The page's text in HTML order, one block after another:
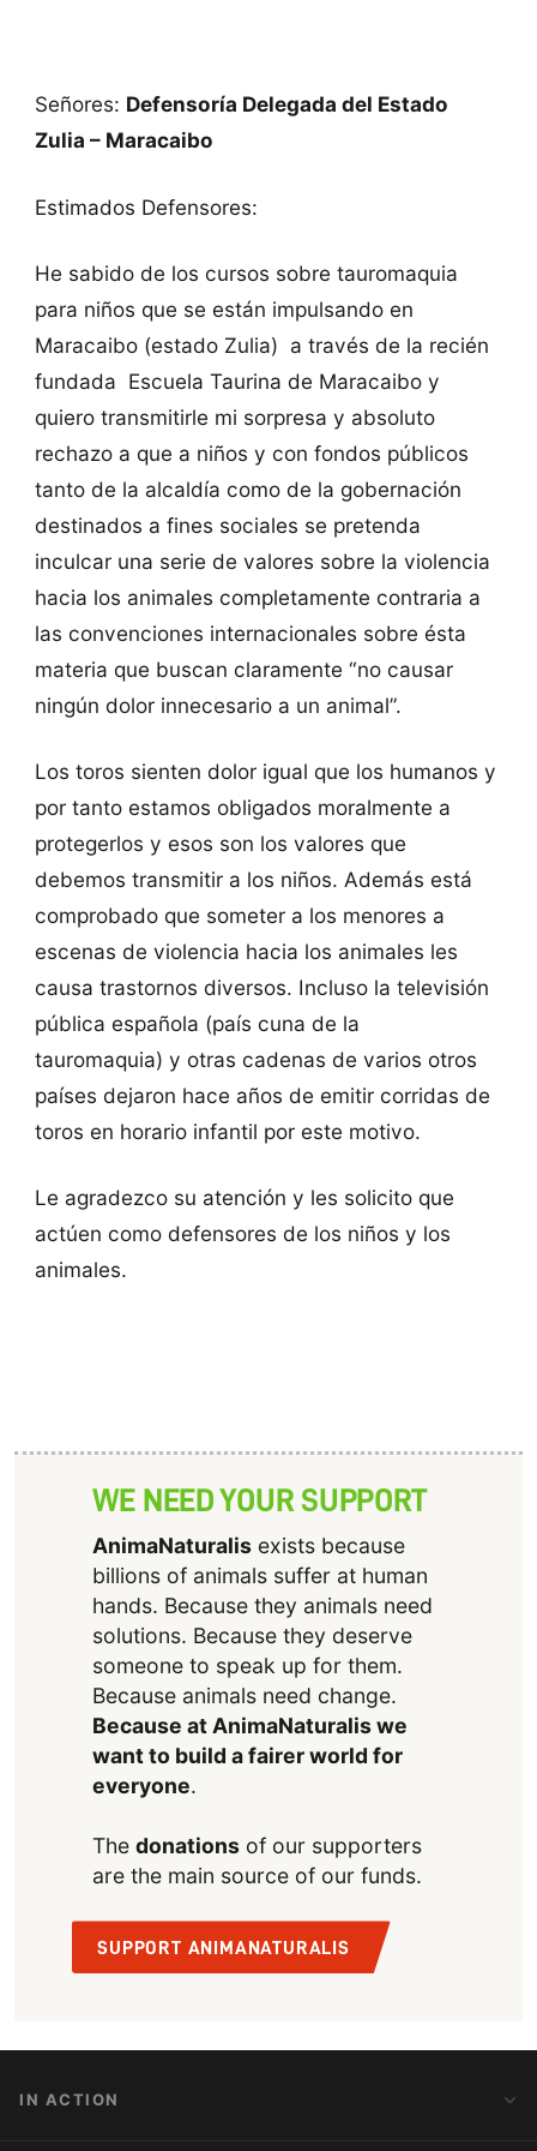
Señores: Defensoría Delegada del Estado
Zulia – Maracaibo
Estimados Defensores:
He sabido de los cursos sobre tauromaquia
para niños que se están impulsando en
Maracaibo (estado Zulia) a través de la recién
fundada Escuela Taurina de Maracaibo y
quiero transmitirle mi sorpresa y absoluto
rechazo a que a niños y con fondos públicos
tanto de la alcaldía como de la gobernación
destinados a fines sociales se pretenda
inculcar una serie de valores sobre la violencia
hacia los animales completamente contraria a
las convenciones internacionales sobre ésta
materia que buscan claramente “no causar
ningún dolor innecesario a un animal”.
Los toros sienten dolor igual que los humanos y
por tanto estamos obligados moralmente a
protegerlos y esos son los valores que
debemos transmitir a los niños. Además está
comprobado que someter a los menores a
escenas de violencia hacia los animales les
causa trastornos diversos. Incluso la televisión
pública española (país cuna de la
tauromaquia) y otras cadenas de varios otros
países dejaron hace años de emitir corridas de
toros en horario infantil por este motivo.
Le agradezco su atención y les solicito que
actúen como defensores de los niños y los
animales.
WE NEED YOUR SUPPORT
AnimaNaturalisexists because
billions of animals suffer at human
hands. Because they animals need
solutions. Because they deserve
someone to speak up for them.
Because animals need change.
Because at AnimaNaturalis we
want to build a fairer world for
everyone.
The donationsof our supporters
are the main source of our funds.
SUPPORT ANIMANATURALIS
IN ACTION